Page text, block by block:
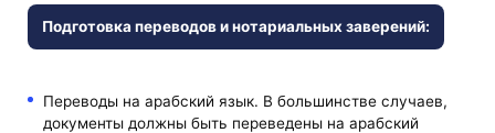
Подготовка переводов и нотариальных заверений:
Переводы на арабский язык. В большинстве случаев,
документы должны быть переведены на арабский